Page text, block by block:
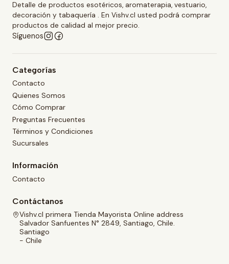
Detalle de productos esotéricos, aromaterapia, vestuario,
decoración y tabaquería . En Vishv.cl usted podrá comprar
productos de calidad al mejor precio.
Síguenos
Categorías
Contacto
Quienes Somos
Cómo Comprar
Preguntas Frecuentes
Términos y Condiciones
Sucursales
Información
Contacto
Contáctanos
Vishv.cl primera Tienda Mayorista Online address
Salvador Sanfuentes N° 2849, Santiago, Chile.
Santiago
- Chile